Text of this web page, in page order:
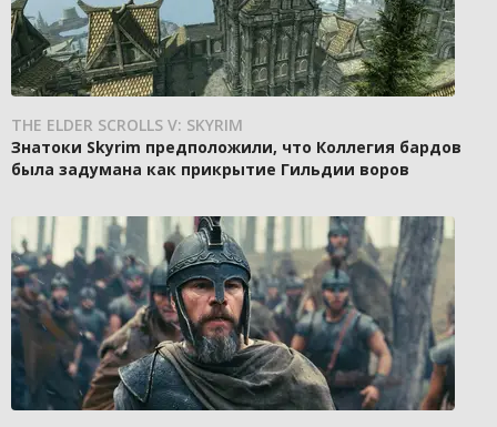
THE ELDER SCROLLS V: SKYRIM
Знатоки Skyrim предположили, что Коллегия бардов
была задумана как прикрытие Гильдии воров